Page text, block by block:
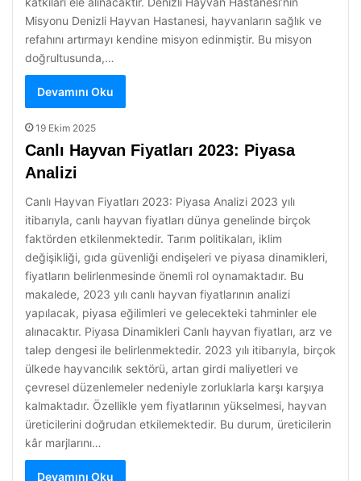
Misyonu Denizli Hayvan Hastanesi, hayvanların sağlık ve
refahını artırmayı kendine misyon edinmiştir. Bu misyon
doğrultusunda,…
Devamını Oku
19 Ekim 2025
Canlı Hayvan Fiyatları 2023: Piyasa
Analizi
Canlı Hayvan Fiyatları 2023: Piyasa Analizi 2023 yılı
itibarıyla, canlı hayvan fiyatları dünya genelinde birçok
faktörden etkilenmektedir. Tarım politikaları, iklim
değişikliği, gıda güvenliği endişeleri ve piyasa dinamikleri,
fiyatların belirlenmesinde önemli rol oynamaktadır. Bu
makalede, 2023 yılı canlı hayvan fiyatlarının analizi
yapılacak, piyasa eğilimleri ve gelecekteki tahminler ele
alınacaktır. Piyasa Dinamikleri Canlı hayvan fiyatları, arz ve
talep dengesi ile belirlenmektedir. 2023 yılı itibarıyla, birçok
ülkede hayvancılık sektörü, artan girdi maliyetleri ve
çevresel düzenlemeler nedeniyle zorluklarla karşı karşıya
kalmaktadır. Özellikle yem fiyatlarının yükselmesi, hayvan
üreticilerini doğrudan etkilemektedir. Bu durum, üreticilerin
kâr marjlarını…
Devamını Oku